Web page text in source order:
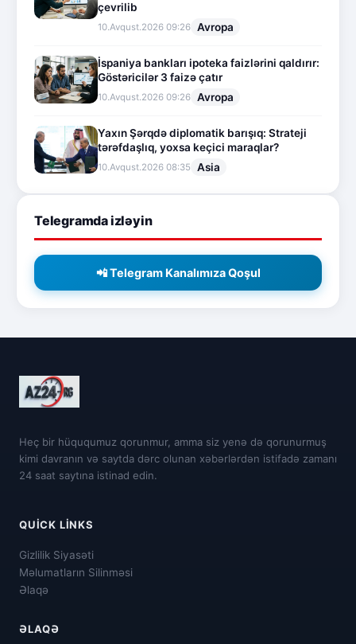
çevrilib
10.Avqust.2026 09:26 Avropa
İspaniya bankları ipoteka faizlərini qaldırır:
Göstəricilər 3 faizə çatır
10.Avqust.2026 09:26 Avropa
Yaxın Şərqdə diplomatik barışıq: Strateji
tərəfdaşlıq, yoxsa keçici maraqlar?
10.Avqust.2026 08:35 Asia
Telegramda izləyin
📲 Telegram Kanalımıza Qoşul
Heç bir hüququmuz qorunmur, amma siz yenə də qorunurmuş
kimi davranın və saytda dərc olunan xəbərlərdən istifadə zamanı
24 saat saytına istinad edin.
QUICK LINKS
Gizlilik Siyasəti
Məlumatların Silinməsi
Əlaqə
ƏLAQƏ